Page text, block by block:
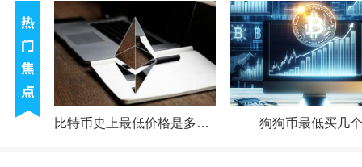
比特币史上最低价格是多少钱 狗狗币最低买几个